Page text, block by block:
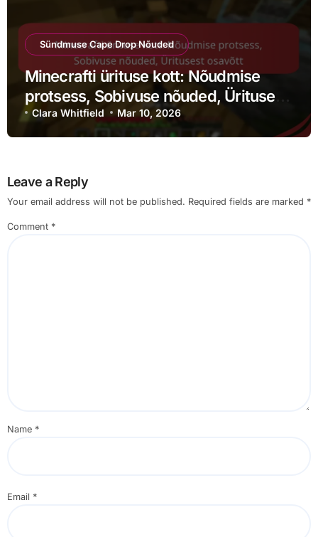
Sündmuse Cape Drop Nõuded
Minecrafti ürituse kott: Nõudmise
protsess, Sobivuse nõuded, Üritusest
osavõtt
Clara Whitfield Mar 10, 2026
Leave a Reply
Your email address will not be published. Required fields are marked *
Comment *
Name *
Email *